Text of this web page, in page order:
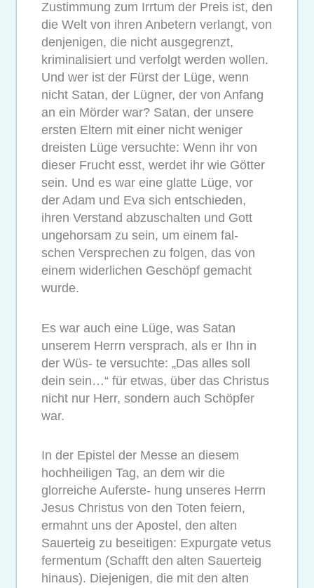
Zustimmung zum Irrtum der Preis ist, den
die Welt von ihren Anbetern verlangt, von
denjenigen, die nicht ausgegrenzt,
kriminalisiert und verfolgt werden wollen.
Und wer ist der Fürst der Lüge, wenn
nicht Satan, der Lügner, der von Anfang
an ein Mörder war? Satan, der unsere
ersten Eltern mit einer nicht weniger
dreisten Lüge versuchte: Wenn ihr von
dieser Frucht esst, werdet ihr wie Götter
sein. Und es war eine glatte Lüge, vor
der Adam und Eva sich entschieden,
ihren Verstand abzuschalten und Gott
ungehorsam zu sein, um einem fal-
schen Versprechen zu folgen, das von
einem widerlichen Geschöpf gemacht
wurde.
Es war auch eine Lüge, was Satan
unserem Herrn versprach, als er Ihn in
der Wüs- te versuchte: „Das alles soll
dein sein…“ für etwas, über das Christus
nicht nur Herr, sondern auch Schöpfer
war.
In der Epistel der Messe an diesem
hochheiligen Tag, an dem wir die
glorreiche Auferste- hung unseres Herrn
Jesus Christus von den Toten feiern,
ermahnt uns der Apostel, den alten
Sauerteig zu beseitigen: Expurgate vetus
fermentum (Schafft den alten Sauerteig
hinaus). Diejenigen, die mit den alten